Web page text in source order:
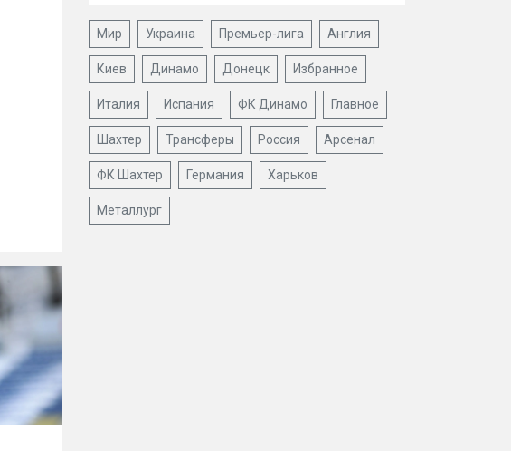
Мир Украина Премьер-лига Англия
Киев Динамо Донецк Избранное
Италия Испания ФК Динамо Главное
Шахтер Трансферы Россия Арсенал
ФК Шахтер Германия Харьков
Металлург